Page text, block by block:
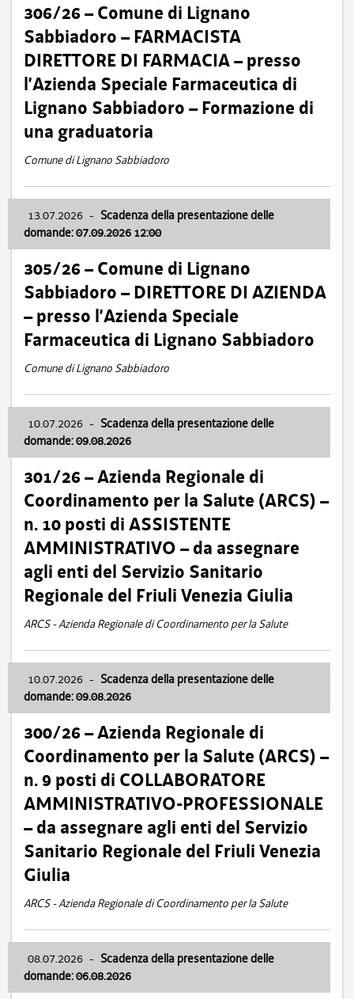
306/26 – Comune di Lignano
Sabbiadoro – FARMACISTA
DIRETTORE DI FARMACIA – presso
l’Azienda Speciale Farmaceutica di
Lignano Sabbiadoro – Formazione di
una graduatoria
Comune di Lignano Sabbiadoro
13.07.2026 - Scadenza della presentazione delle
domande: 07.09.2026 12:00
305/26 – Comune di Lignano
Sabbiadoro – DIRETTORE DI AZIENDA
– presso l’Azienda Speciale
Farmaceutica di Lignano Sabbiadoro
Comune di Lignano Sabbiadoro
10.07.2026 - Scadenza della presentazione delle
domande: 09.08.2026
301/26 – Azienda Regionale di
Coordinamento per la Salute (ARCS) –
n. 10 posti di ASSISTENTE
AMMINISTRATIVO – da assegnare
agli enti del Servizio Sanitario
Regionale del Friuli Venezia Giulia
ARCS - Azienda Regionale di Coordinamento per la Salute
10.07.2026 - Scadenza della presentazione delle
domande: 09.08.2026
300/26 – Azienda Regionale di
Coordinamento per la Salute (ARCS) –
n. 9 posti di COLLABORATORE
AMMINISTRATIVO-PROFESSIONALE
– da assegnare agli enti del Servizio
Sanitario Regionale del Friuli Venezia
Giulia
ARCS - Azienda Regionale di Coordinamento per la Salute
08.07.2026 - Scadenza della presentazione delle
domande: 06.08.2026